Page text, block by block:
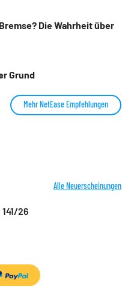
Die Wahrheit über
Grund
Mehr NetEase Empfehlungen
Alle Neuerscheinungen
141/26